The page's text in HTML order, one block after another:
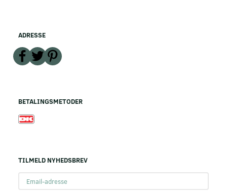
ADRESSE
BETALINGSMETODER
TILMELD NYHEDSBREV
adresse